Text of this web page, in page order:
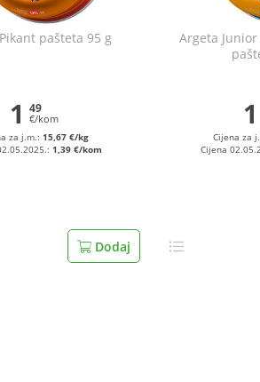
pašteta 95 g
1 49
€/kom
za j.m.:15,67 €/kg
1,39 €/kom
Dodaj
Argeta
1
Cijena za
Cijena